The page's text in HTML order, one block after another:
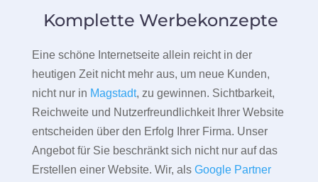
Komplette Werbekonzepte
Eine schöne Internetseite allein reicht in der
heutigen Zeit nicht mehr aus, um neue Kunden,
nicht nur in Magstadt, zu gewinnen. Sichtbarkeit,
Reichweite und Nutzerfreundlichkeit Ihrer Website
entscheiden über den Erfolg Ihrer Firma. Unser
Angebot für Sie beschränkt sich nicht nur auf das
Erstellen einer Website. Wir, als Google Partner